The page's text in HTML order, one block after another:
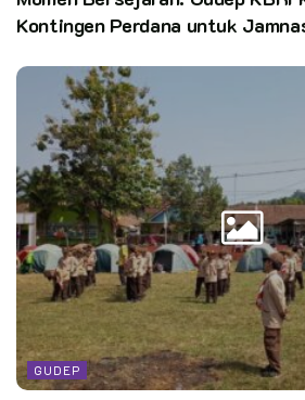
Kontingen Perdana untuk
GUDEP